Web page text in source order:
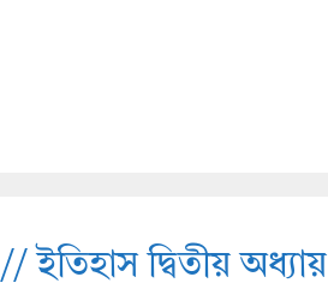
// ইতিহাস দ্বিতীয় অধ্যায়